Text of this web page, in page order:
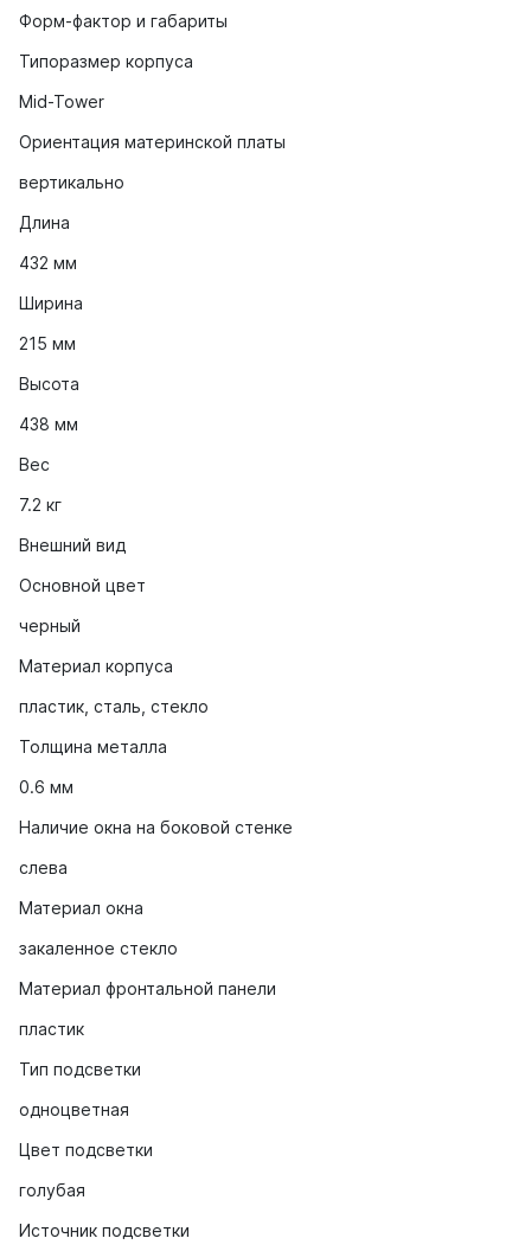
Форм-фактор и габариты
Типоразмер корпуса
Mid-Tower
Ориентация материнской платы
вертикально
Длина
432 мм
Ширина
215 мм
Высота
438 мм
Вес
7.2 кг
Внешний вид
Основной цвет
черный
Материал корпуса
пластик, сталь, стекло
Толщина металла
0.6 мм
Наличие окна на боковой стенке
слева
Материал окна
закаленное стекло
Материал фронтальной панели
пластик
Тип подсветки
одноцветная
Цвет подсветки
голубая
Источник подсветки